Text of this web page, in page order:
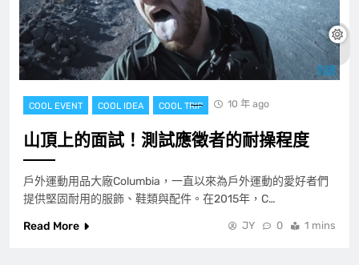
COOL EVENT COOL IDEA COOL TRIP 10 年 ago
山頂上的面試！測試應徵者的耐操程度
戶外運動用品大廠Columbia，一直以來為戶外運動的愛好者們
提供堅固耐用的服飾、鞋類與配件。在2015年，C…
Read More
JY 0 1 mins